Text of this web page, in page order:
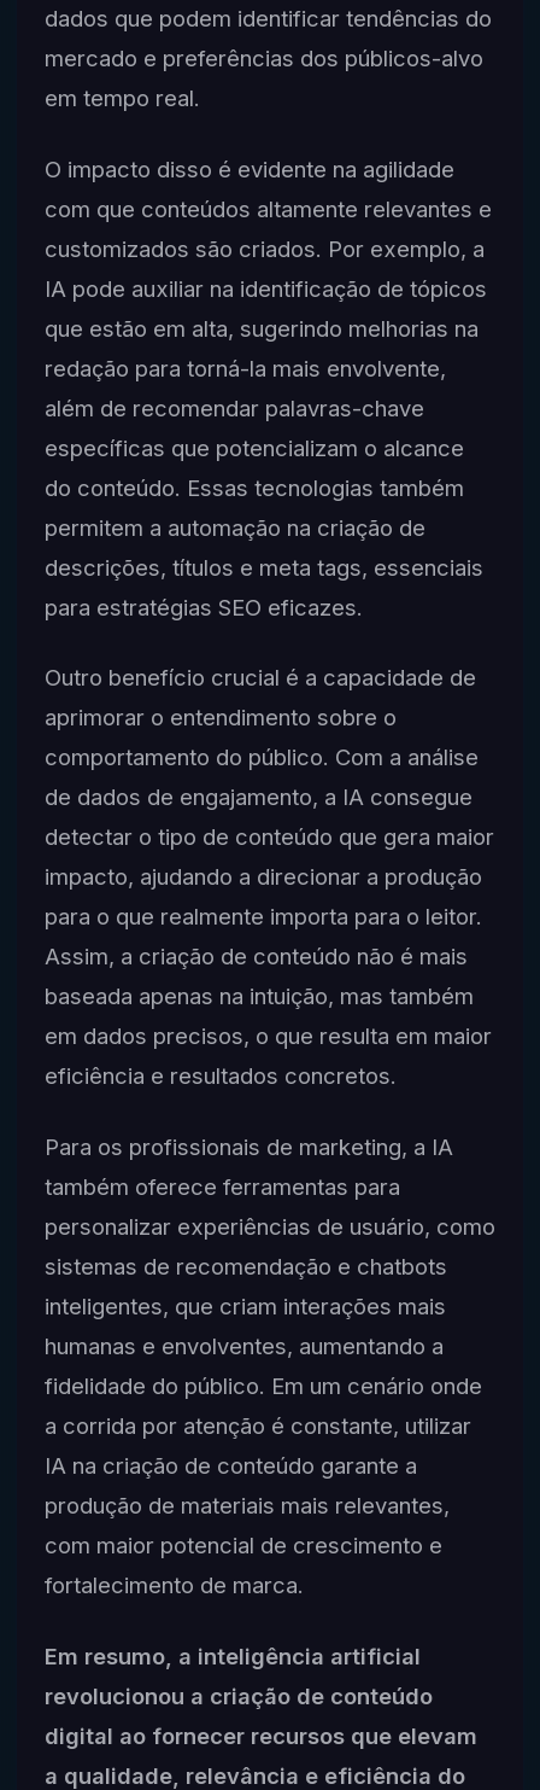
dados que podem identificar tendências do
mercado e preferências dos públicos-alvo
em tempo real.
O impacto disso é evidente na agilidade
com que conteúdos altamente relevantes e
customizados são criados. Por exemplo, a
IA pode auxiliar na identificação de tópicos
que estão em alta, sugerindo melhorias na
redação para torná-la mais envolvente,
além de recomendar palavras-chave
específicas que potencializam o alcance
do conteúdo. Essas tecnologias também
permitem a automação na criação de
descrições, títulos e meta tags, essenciais
para estratégias SEO eficazes.
Outro benefício crucial é a capacidade de
aprimorar o entendimento sobre o
comportamento do público. Com a análise
de dados de engajamento, a IA consegue
detectar o tipo de conteúdo que gera maior
impacto, ajudando a direcionar a produção
para o que realmente importa para o leitor.
Assim, a criação de conteúdo não é mais
baseada apenas na intuição, mas também
em dados precisos, o que resulta em maior
eficiência e resultados concretos.
Para os profissionais de marketing, a IA
também oferece ferramentas para
personalizar experiências de usuário, como
sistemas de recomendação e chatbots
inteligentes, que criam interações mais
humanas e envolventes, aumentando a
fidelidade do público. Em um cenário onde
a corrida por atenção é constante, utilizar
IA na criação de conteúdo garante a
produção de materiais mais relevantes,
com maior potencial de crescimento e
fortalecimento de marca.
Em resumo, a inteligência artificial
revolucionou a criação de conteúdo
digital ao fornecer recursos que elevam
a qualidade, relevância e eficiência do